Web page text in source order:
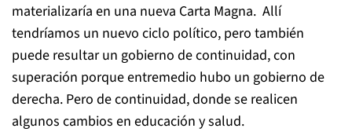
materializaría en una nueva Carta Magna. Allí
tendríamos un nuevo ciclo político, pero también
puede resultar un gobierno de continuidad, con
superación porque entremedio hubo un gobierno de
derecha. Pero de continuidad, donde se realicen
algunos cambios en educación y salud.